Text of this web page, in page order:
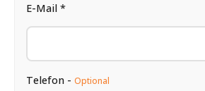
E-Mail *
Telefon - Optional